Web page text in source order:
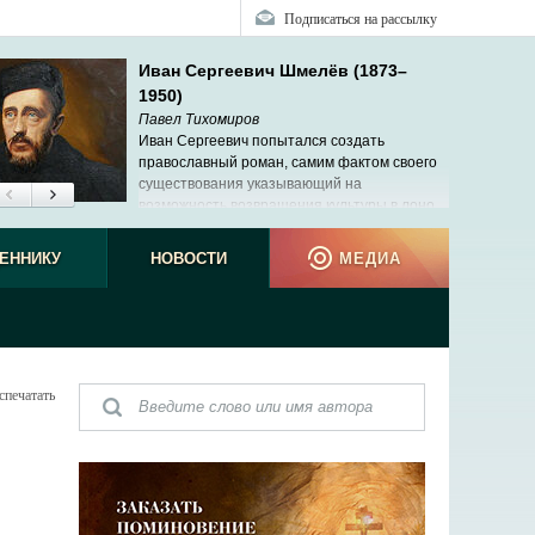
Подписаться на рассылку
Иван Сергеевич Шмелёв (1873–
1950)
Павел Тихомиров
Иван Сергеевич попытался создать
православный роман, самим фактом своего
существования указывающий на
возможность возвращения культуры в лоно
Церкви.
НОВОСТИ МЕДИА